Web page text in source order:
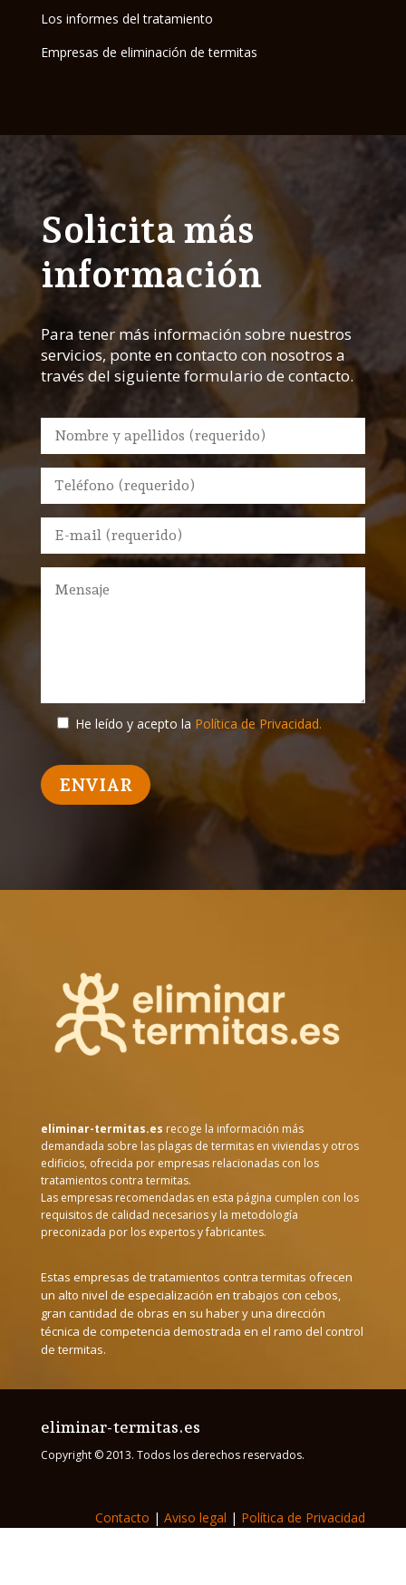
Los informes del tratamiento
Empresas de eliminación de termitas
Solicita más
información
Para tener más información sobre nuestros
servicios, ponte en contacto con nosotros a
través del siguiente formulario de contacto.
He leído y acepto la Política de Privacidad.
eliminar-termitas.es recoge la información más
demandada sobre las plagas de termitas en viviendas y otros
edificios, ofrecida por empresas relacionadas con los
tratamientos contra termitas.
Las empresas recomendadas en esta página cumplen con los
requisitos de calidad necesarios y la metodología
preconizada por los expertos y fabricantes.
Estas empresas de tratamientos contra termitas ofrecen
un alto nivel de especialización en trabajos con cebos,
gran cantidad de obras en su haber y una dirección
técnica de competencia demostrada en el ramo del control
de termitas.
eliminar-termitas.es
Copyright © 2013. Todos los derechos reservados.
Contacto | Aviso legal | Política de Privacidad